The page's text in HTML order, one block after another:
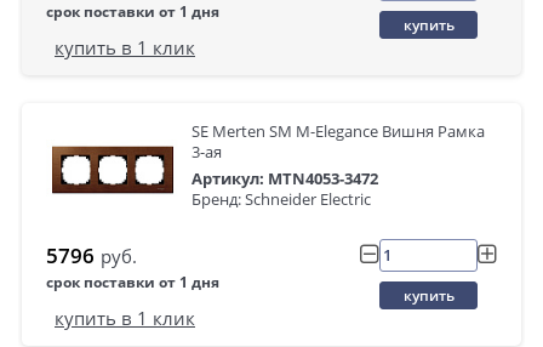
срок поставки от 1 дня
купить
купить в 1 клик
SE Merten SM M-Elegance Вишня Рамка
3-ая
Артикул: MTN4053-3472
Бренд: Schneider Electric
5796 руб.
срок поставки от 1 дня
купить
купить в 1 клик